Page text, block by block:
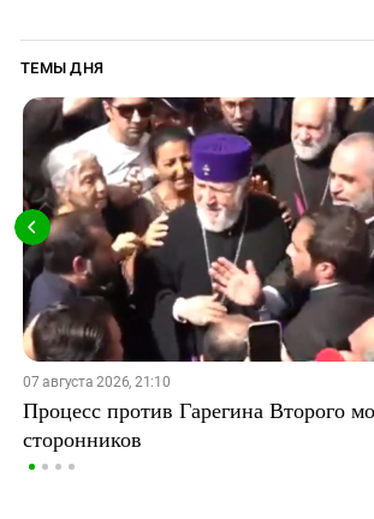
ТЕМЫ ДНЯ
07 августа 2026, 21:10
Процесс против Гарегина Второго
сторонников